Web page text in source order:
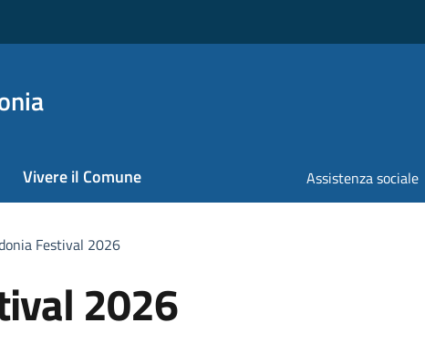
Vivere il Comune Assistenza sociale
Festival 2026
2026